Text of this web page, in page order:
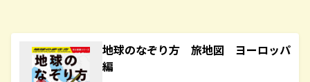
地球のなぞり方 旅地図 ヨーロッパ
編